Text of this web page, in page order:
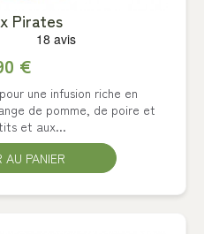
Pirates
€
une infusion riche en
de pomme, de poire et
et aux...
PANIER